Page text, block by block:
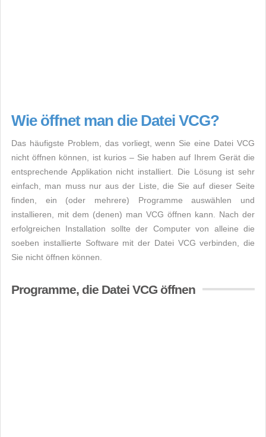
Wie öffnet man die Datei VCG?
Das häufigste Problem, das vorliegt, wenn Sie eine Datei VCG
nicht öffnen können, ist kurios – Sie haben auf Ihrem Gerät die
entsprechende Applikation nicht installiert. Die Lösung ist sehr
einfach, man muss nur aus der Liste, die Sie auf dieser Seite
finden, ein (oder mehrere) Programme auswählen und
installieren, mit dem (denen) man VCG öffnen kann. Nach der
erfolgreichen Installation sollte der Computer von alleine die
soeben installierte Software mit der Datei VCG verbinden, die
Sie nicht öffnen können.
Programme, die Datei VCG öffnen